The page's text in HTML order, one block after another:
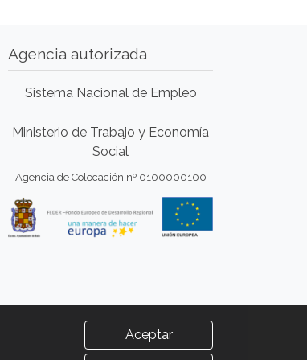
Agencia autorizada
Sistema Nacional de Empleo
Ministerio de Trabajo y Economía
Social
Agencia de Colocación nº 0100000100
Aceptar